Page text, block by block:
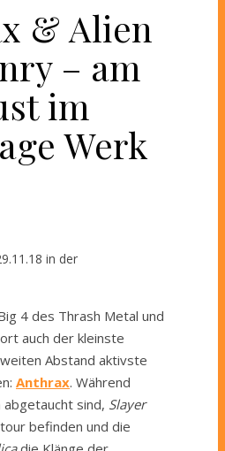
& Alien
– am
im
Werk
in der
4 des Thrash Metal und
auch der kleinste
Abstand aktivste
Anthrax. Während
sind, Slayer
befinden und die